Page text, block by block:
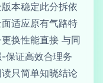
本稳定此分拆依
适应原有气路特
换性能直接 与同
保证高效合理务
只简单知晓结论